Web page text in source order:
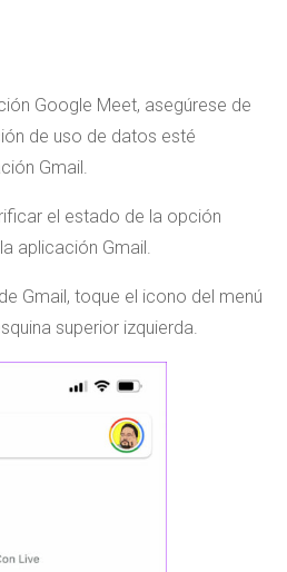
Google Meet, asegúrese de
de uso de datos esté
Gmail.
el estado de la opción
aplicación Gmail.
Gmail, toque el icono del menú
superior izquierda.